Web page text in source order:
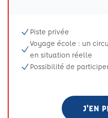
Piste privée
Voyage école : un
en situation réelle
Possibilité de
J'EN